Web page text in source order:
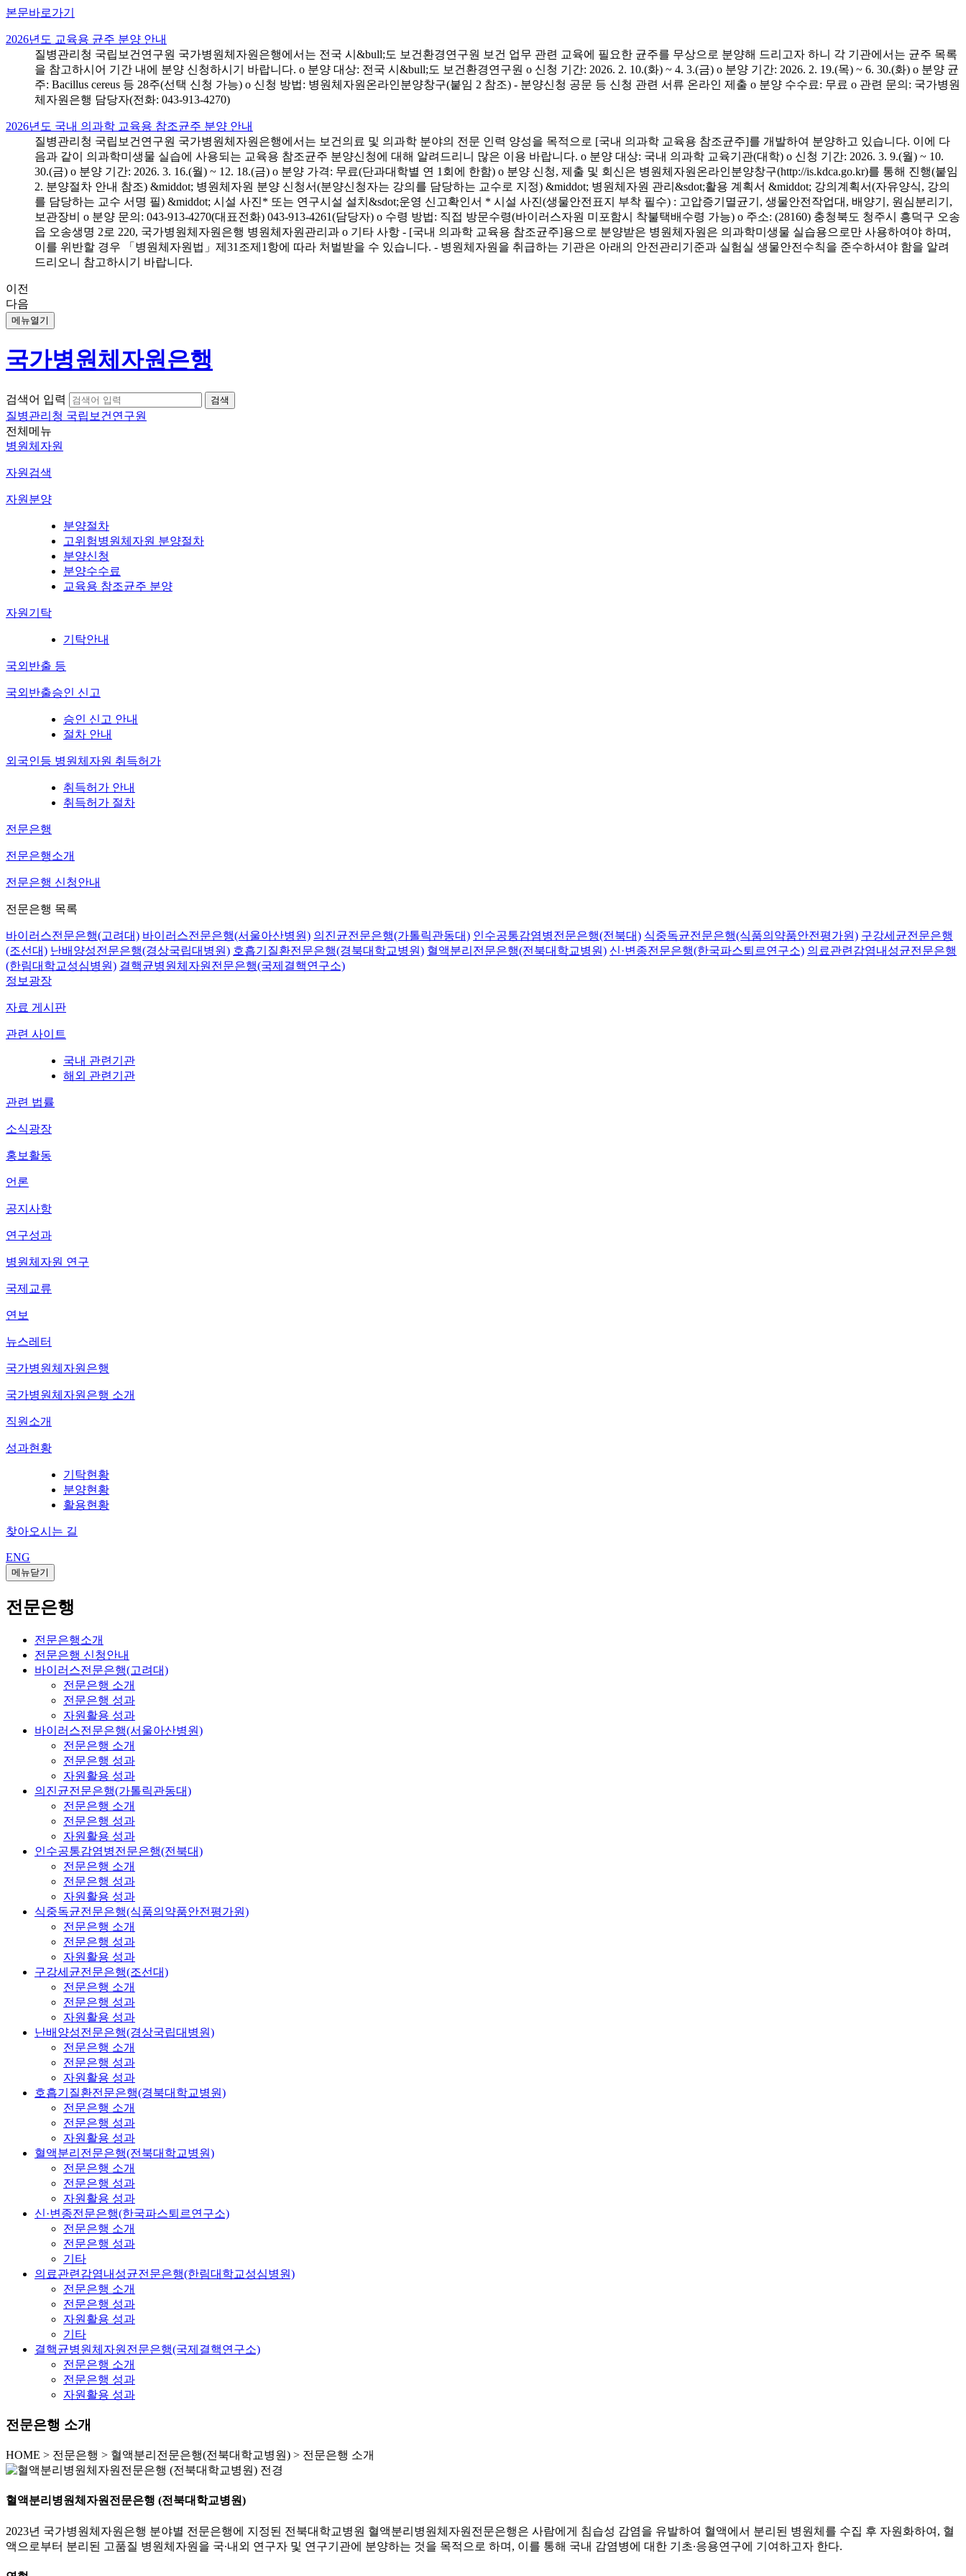
본문바로가기
2026년도 교육용 균주 분양 안내
질병관리청 국립보건연구원 국가병원체자원은행에서는 전국 시&bull;도 보건환경연구원 보건 업무 관련 교육에 필요한 균주를 무상으로 분양해 드리고자 하니 각 기관에서는 균주 목록
을 참고하시어 기간 내에 분양 신청하시기 바랍니다. o 분양 대상: 전국 시&bull;도 보건환경연구원 o 신청 기간: 2026. 2. 10.(화) ~ 4. 3.(금) o 분양 기간: 2026. 2. 19.(목) ~ 6. 30.(화) o 분양 균
주: Bacillus cereus 등 28주(선택 신청 가능) o 신청 방법: 병원체자원온라인분양창구(붙임 2 참조) - 분양신청 공문 등 신청 관련 서류 온라인 제출 o 분양 수수료: 무료 o 관련 문의: 국가병원
체자원은행 담당자(전화: 043-913-4270)
2026년도 국내 의과학 교육용 참조균주 분양 안내
질병관리청 국립보건연구원 국가병원체자원은행에서는 보건의료 및 의과학 분야의 전문 인력 양성을 목적으로 [국내 의과학 교육용 참조균주]를 개발하여 분양하고 있습니다. 이에 다
음과 같이 의과학미생물 실습에 사용되는 교육용 참조균주 분양신청에 대해 알려드리니 많은 이용 바랍니다. o 분양 대상: 국내 의과학 교육기관(대학) o 신청 기간: 2026. 3. 9.(월) ~ 10.
30.(금) o 분양 기간: 2026. 3. 16.(월) ~ 12. 18.(금) o 분양 가격: 무료(단과대학별 연 1회에 한함) o 분양 신청, 제출 및 회신은 병원체자원온라인분양창구(http://is.kdca.go.kr)를 통해 진행(붙임
2. 분양절차 안내 참조) &middot; 병원체자원 분양 신청서(분양신청자는 강의를 담당하는 교수로 지정) &middot; 병원체자원 관리&sdot;활용 계획서 &middot; 강의계획서(자유양식, 강의
를 담당하는 교수 서명 필) &middot; 시설 사진* 또는 연구시설 설치&sdot;운영 신고확인서 * 시설 사진(생물안전표지 부착 필수) : 고압증기멸균기, 생물안전작업대, 배양기, 원심분리기,
보관장비 o 분양 문의: 043-913-4270(대표전화) 043-913-4261(담당자) o 수령 방법: 직접 방문수령(바이러스자원 미포함시 착불택배수령 가능) o 주소: (28160) 충청북도 청주시 흥덕구 오송
읍 오송생명 2로 220, 국가병원체자원은행 병원체자원관리과 o 기타 사항 - [국내 의과학 교육용 참조균주]용으로 분양받은 병원체자원은 의과학미생물 실습용으로만 사용하여야 하며,
이를 위반할 경우 「병원체자원법」제31조제1항에 따라 처벌받을 수 있습니다. - 병원체자원을 취급하는 기관은 아래의 안전관리기준과 실험실 생물안전수칙을 준수하셔야 함을 알려
드리오니 참고하시기 바랍니다.
이전
다음
메뉴열기
국가병원체자원은행
검색어 입력
질병관리청 국립보건연구원
전체메뉴
병원체자원
자원검색
자원분양
분양절차
고위험병원체자원 분양절차
분양신청
분양수수료
교육용 참조균주 분양
자원기탁
기탁안내
국외반출 등
국외반출승인 신고
승인 신고 안내
절차 안내
외국인등 병원체자원 취득허가
취득허가 안내
취득허가 절차
전문은행
전문은행소개
전문은행 신청안내
전문은행 목록
바이러스전문은행(고려대) 바이러스전문은행(서울아산병원) 의진균전문은행(가톨릭관동대) 인수공통감염병전문은행(전북대) 식중독균전문은행(식품의약품안전평가원) 구강세균전문은행
(조선대) 난배양성전문은행(경상국립대병원) 호흡기질환전문은행(경북대학교병원) 혈액분리전문은행(전북대학교병원) 신·변종전문은행(한국파스퇴르연구소) 의료관련감염내성균전문은행
(한림대학교성심병원) 결핵균병원체자원전문은행(국제결핵연구소)
정보광장
자료 게시판
관련 사이트
국내 관련기관
해외 관련기관
관련 법률
소식광장
홍보활동
언론
공지사항
연구성과
병원체자원 연구
국제교류
연보
뉴스레터
국가병원체자원은행
국가병원체자원은행 소개
직원소개
성과현황
기탁현황
분양현황
활용현황
찾아오시는 길
ENG
메뉴닫기
전문은행
전문은행소개
전문은행 신청안내
바이러스전문은행(고려대)
전문은행 소개
전문은행 성과
자원활용 성과
바이러스전문은행(서울아산병원)
전문은행 소개
전문은행 성과
자원활용 성과
의진균전문은행(가톨릭관동대)
전문은행 소개
전문은행 성과
자원활용 성과
인수공통감염병전문은행(전북대)
전문은행 소개
전문은행 성과
자원활용 성과
식중독균전문은행(식품의약품안전평가원)
전문은행 소개
전문은행 성과
자원활용 성과
구강세균전문은행(조선대)
전문은행 소개
전문은행 성과
자원활용 성과
난배양성전문은행(경상국립대병원)
전문은행 소개
전문은행 성과
자원활용 성과
호흡기질환전문은행(경북대학교병원)
전문은행 소개
전문은행 성과
자원활용 성과
혈액분리전문은행(전북대학교병원)
전문은행 소개
전문은행 성과
자원활용 성과
신·변종전문은행(한국파스퇴르연구소)
전문은행 소개
전문은행 성과
기타
의료관련감염내성균전문은행(한림대학교성심병원)
전문은행 소개
전문은행 성과
자원활용 성과
기타
결핵균병원체자원전문은행(국제결핵연구소)
전문은행 소개
전문은행 성과
자원활용 성과
전문은행 소개
HOME > 전문은행 > 혈액분리전문은행(전북대학교병원) > 전문은행 소개
혈액분리병원체자원전문은행 (전북대학교병원)
2023년 국가병원체자원은행 분야별 전문은행에 지정된 전북대학교병원 혈액분리병원체자원전문은행은 사람에게 침습성 감염을 유발하여 혈액에서 분리된 병원체를 수집 후 자원화하여, 혈
액으로부터 분리된 고품질 병원체자원을 국∙내외 연구자 및 연구기관에 분양하는 것을 목적으로 하며, 이를 통해 국내 감염병에 대한 기초∙응용연구에 기여하고자 한다.